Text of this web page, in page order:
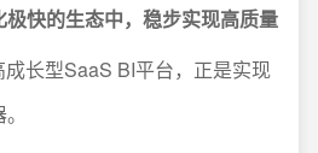
快的生态中，稳步实现高质量
长型SaaS BI平台，正是实现